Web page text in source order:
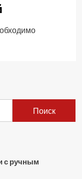
Поиск
с ручным